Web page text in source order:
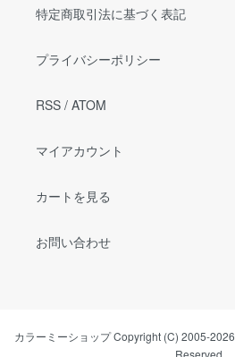
特定商取引法に基づく表記
プライバシーポリシー
RSS / ATOM
マイアカウント
カートを見る
お問い合わせ
カラーミーショップCopyright (C) 2005-2026
Reserved.